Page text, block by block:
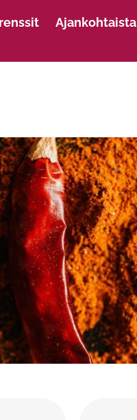
Ajankohtaista